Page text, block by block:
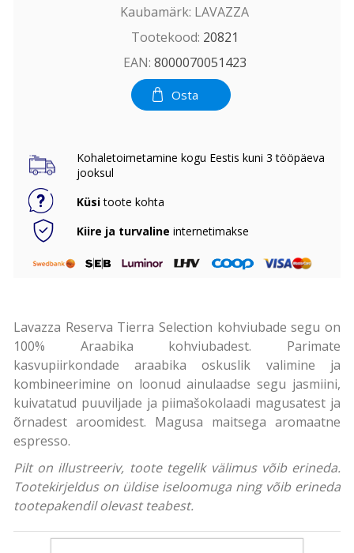
Kaubamärk: LAVAZZA
Tootekood: 20821
EAN: 8000070051423
Osta
Kohaletoimetamine kogu Eestis kuni 3 tööpäeva
jooksul
Küsitoote kohta
Kiire ja turvaline internetimakse
Lavazza Reserva Tierra Selection kohviubade segu on
100% Araabika kohviubadest. Parimate
kasvupiirkondade araabika oskuslik valimine ja
kombineerimine on loonud ainulaadse segu jasmiini,
kuivatatud puuviljade ja piimašokolaadi magusatest ja
õrnadest aroomidest. Magusa maitsega aromaatne
espresso.
Pilt on illustreeriv, toote tegelik välimus võib erineda.
Tootekirjeldus on üldise iseloomuga ning võib erineda
tootepakendil olevast teabest.